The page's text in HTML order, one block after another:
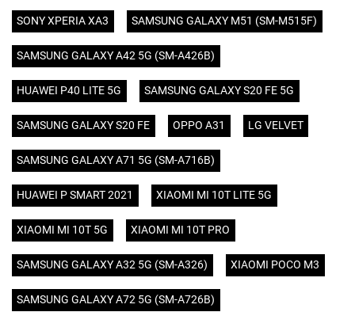
SONY XPERIA XA3 SAMSUNG GALAXY M51 (SM-M515F)
SAMSUNG GALAXY A42 5G (SM-A426B)
HUAWEI P40 LITE 5G SAMSUNG GALAXY S20 FE 5G
SAMSUNG GALAXY S20 FE OPPO A31 LG VELVET
SAMSUNG GALAXY A71 5G (SM-A716B)
HUAWEI P SMART 2021 XIAOMI MI 10T LITE 5G
XIAOMI MI 10T 5G XIAOMI MI 10T PRO
SAMSUNG GALAXY A32 5G (SM-A326) XIAOMI POCO M3
SAMSUNG GALAXY A72 5G (SM-A726B)